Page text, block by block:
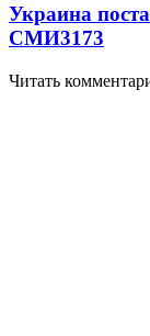
Украина
СМИ3173
Читать